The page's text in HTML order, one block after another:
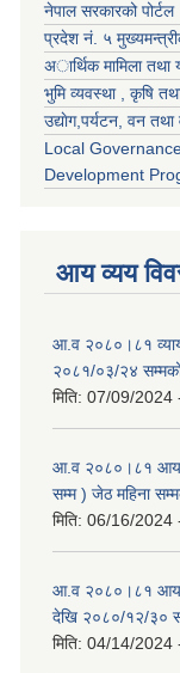
नेपाल सरकारको पोर्टल
प्रदेश नं. ५
अार्थिक मामिला तथा
भुमि व्यवस्था , कृषि
उद्याेग,पर्यटन, वन
Local
Development
आय व्यय
आ.व २०८०।८१
२०८१/०३/२४
मिति: 07/09/2024
आ.व २०८०।८१ आय
सम्म ) जेठ महिना
मिति: 06/16/2024
आ.व २०८०।८१ आय
देखि २०८०/१२/३०
मिति: 04/14/2024